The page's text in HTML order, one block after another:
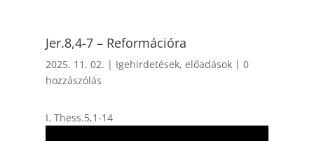
Jer.8,4-7 – Reformációra
2025. 11. 02. | Igehirdetések, előadások| 0
hozzászólás
I. Thess.5,1-14